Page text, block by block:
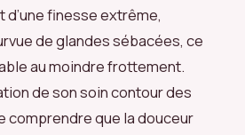
d’une finesse extrême,
de glandes sébacées, ce
au moindre frottement.
de son soin contour des
comprendre que la douceur